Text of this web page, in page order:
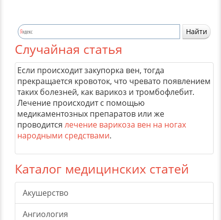
Случайная статья
Если происходит закупорка вен, тогда
прекращается кровоток, что чревато появлением
таких болезней, как варикоз и тромбофлебит.
Лечение происходит с помощью
медикаментозных препаратов или же
проводится лечение варикоза вен на ногах
народными средствами.
Каталог медицинских статей
Акушерство
Ангиология